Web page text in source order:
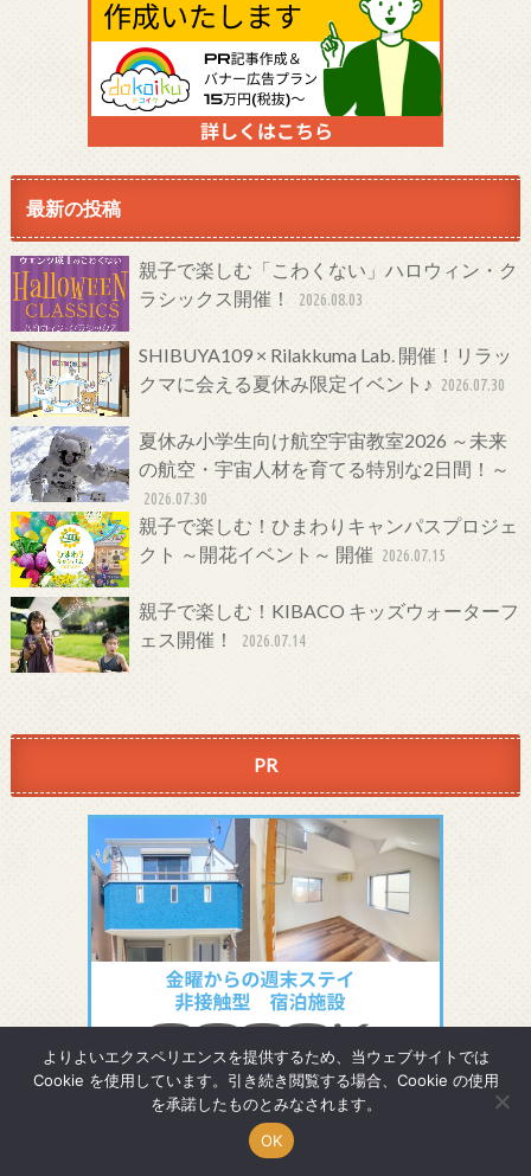
最新の投稿
親子で楽しむ「こわくない」ハロウィン・ク
ラシックス開催！
2026.08.03
SHIBUYA109 × Rilakkuma Lab. 開催！リラッ
クマに会える夏休み限定イベント♪ 2026.07.30
夏休み小学生向け航空宇宙教室2026 ～未来
の航空・宇宙人材を育てる特別な2日間！～
2026.07.30
親子で楽しむ！ひまわりキャンパスプロジェ
クト ～開花イベント～ 開催 2026.07.15
親子で楽しむ！KIBACO キッズウォーターフ
ェス開催！
2026.07.14
PR
よりよいエクスペリエンスを提供するため、当ウェブサイトでは
Cookie を使用しています。引き続き閲覧する場合、Cookie の使用
を承諾したものとみなされます。
OK